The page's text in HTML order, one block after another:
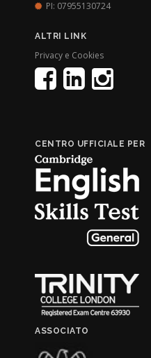
PI: 07955130724
ALTRI LINK
Privacy e Cookies
CENTRO UFFICIALE PER
ASSOCIATO